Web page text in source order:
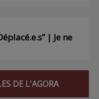
| Je ne
DE L'AGORA